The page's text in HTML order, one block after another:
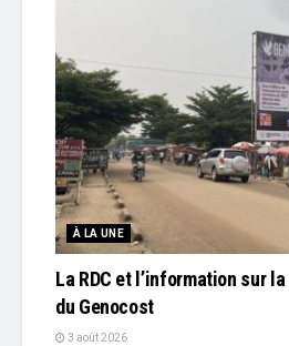
À LA UNE
La RDC et l’information sur
du Genocost
3 août 2026